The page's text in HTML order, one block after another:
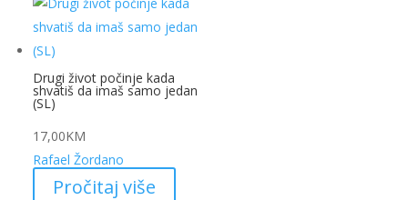
Drugi život počinje kada
shvatiš da imaš samo jedan
(SL)
17,00KM
Rafael Žordano
Pročitaj više